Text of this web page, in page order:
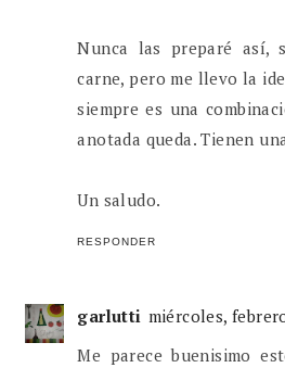
Nunca las preparé así,
carne, pero me llevo la
siempre es una
anotada queda. Tienen
Un saludo.
RESPONDER
garlutti miércoles,
Me parece buenisimo